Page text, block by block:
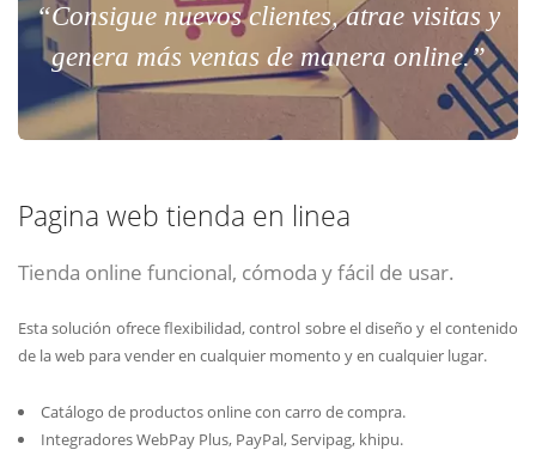
“Consigue nuevos clientes, atrae visitas y
genera más ventas de manera online.”
Pagina web tienda en linea
Tienda online funcional, cómoda y fácil de usar.
Esta solución ofrece flexibilidad, control sobre el diseño y el contenido
de la web para vender en cualquier momento y en cualquier lugar.
Catálogo de productos online con carro de compra.
Integradores WebPay Plus, PayPal, Servipag, khipu.